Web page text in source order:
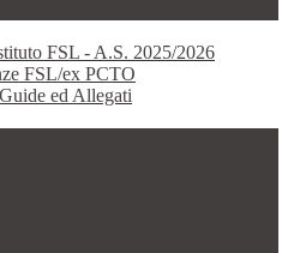
FSL - A.S. 2025/2026
FSL/ex PCTO
ed Allegati